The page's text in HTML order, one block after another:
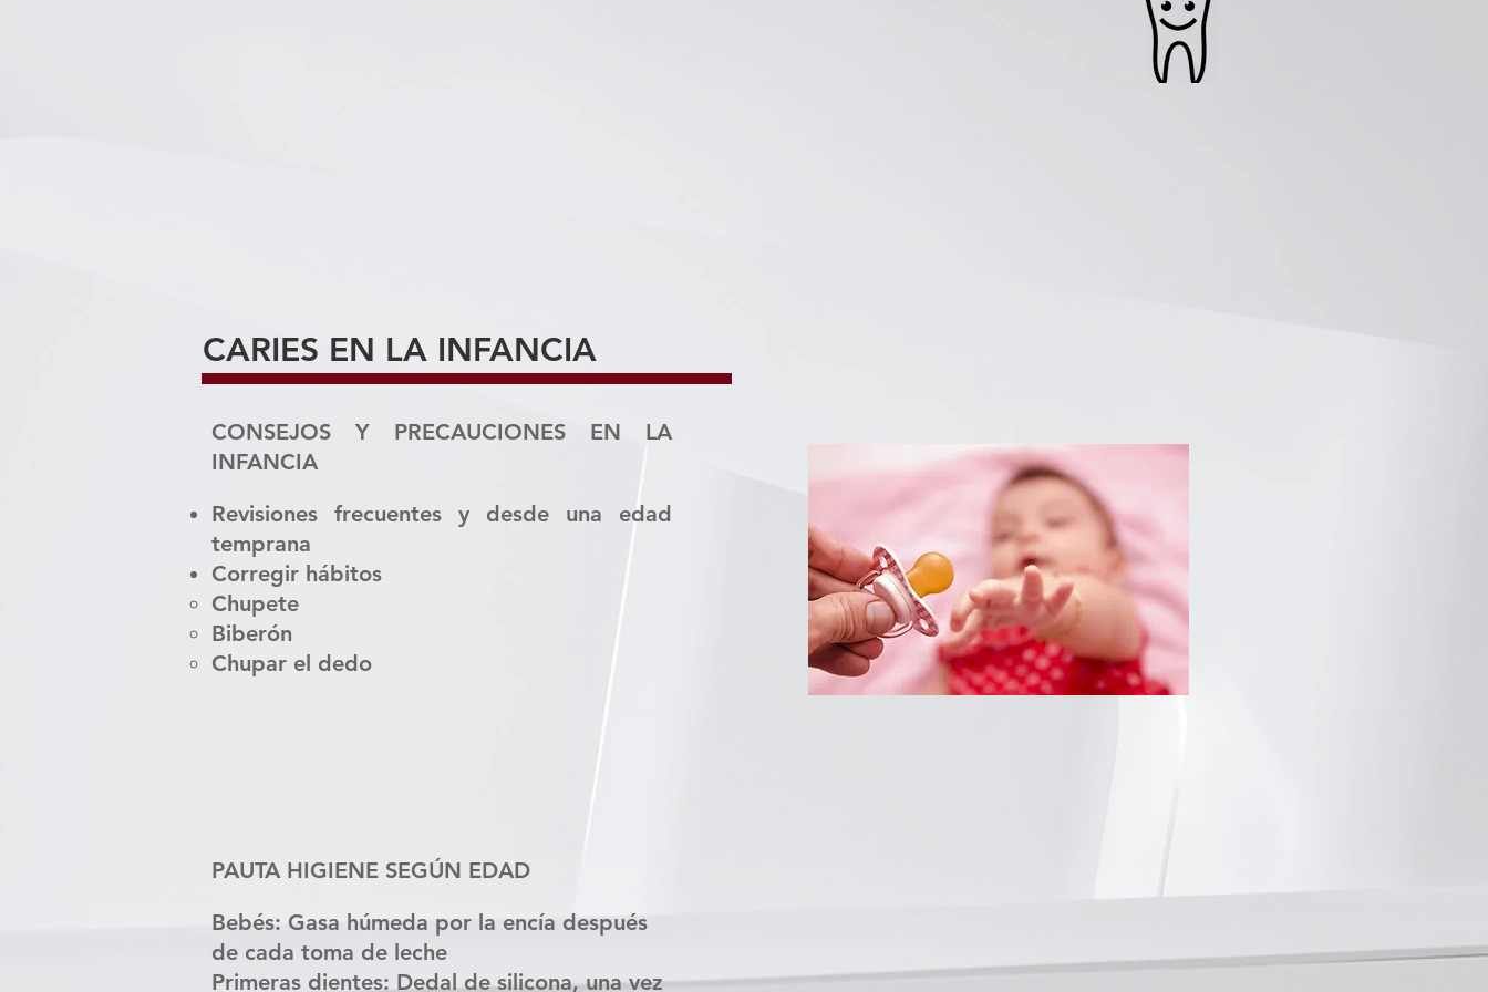
CARIES EN LA INFANCIA
CONSEJOS Y PRECAUCIONES EN LA
INFANCIA
Revisiones frecuentes y desde una edad
temprana
Corregir hábitos
Chupete
Biberón
Chupar el dedo
PAUTA HIGIENE SEGÚN EDAD
Bebés: Gasa húmeda por la encía después
de cada toma de leche
Primeras dientes: Dedal de silicona, una vez